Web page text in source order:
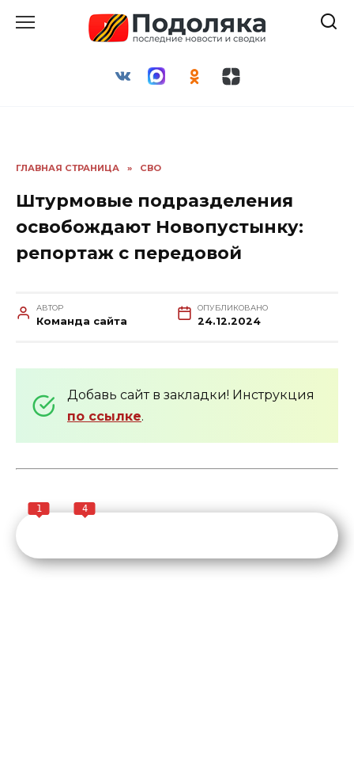
ГЛАВНАЯ СТРАНИЦА » СВО
Штурмовые подразделения
освобождают Новопустынку:
репортаж с передовой
АВТОР
Команда сайта
ОПУБЛИКОВАНО
24.12.2024
Добавь сайт в закладки! Инструкция
по ссылке.
1 4